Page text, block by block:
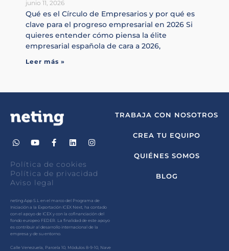
junio 11, 2026
Qué es el Círculo de Empresarios y por qué es
clave para el progreso empresarial en 2026 Si
quieres entender cómo piensa la élite
empresarial española de cara a 2026,
Leer más »
Política de cookies
Política de privacidad
Aviso legal
neting App S.L en el marco del Programa de
Iniciación a la Exportación ICEX Next, ha contado
con el apoyo de ICEX y con la cofinanciación del
fondo europeo FEDER. La finalidad de este apoyo
es contribuir al desarrollo internacional de la
empresa y de su entorno.
Calle Venezuela, Parcela 10, Módulos 8-9-10, Nave
TRABAJA CON NOSOTROS
CREA TU EQUIPO
QUIÉNES SOMOS
BLOG